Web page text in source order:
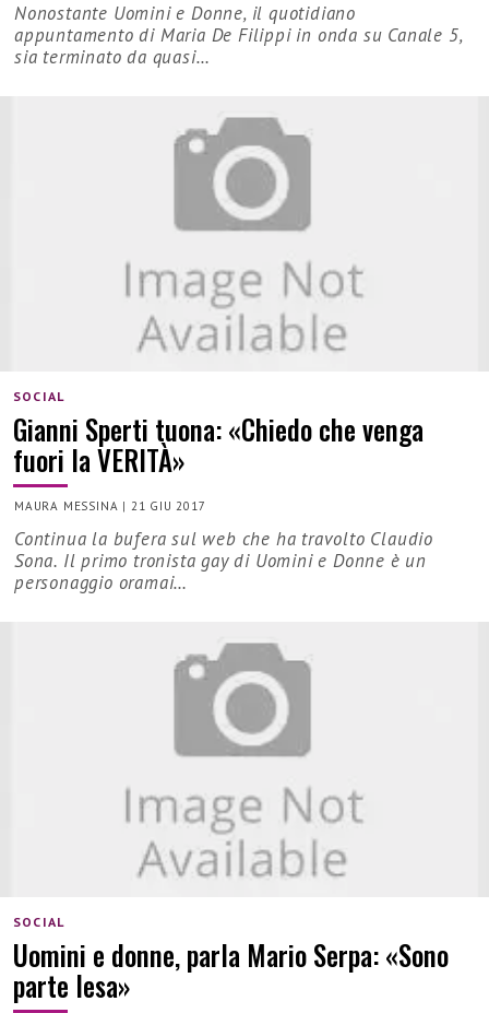
Nonostante Uomini e Donne, il quotidiano
appuntamento di Maria De Filippi in onda su Canale 5,
sia terminato da quasi…
SOCIAL
Gianni Sperti tuona: «Chiedo che venga
fuori la VERITÀ»
MAURA MESSINA | 21 GIU 2017
Continua la bufera sul web che ha travolto Claudio
Sona. Il primo tronista gay di Uomini e Donne è un
personaggio oramai…
SOCIAL
Uomini e donne, parla Mario Serpa: «Sono
parte lesa»